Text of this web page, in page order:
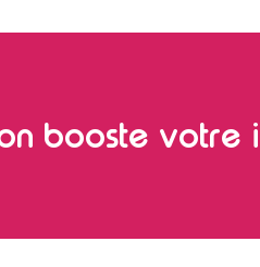
booste votre